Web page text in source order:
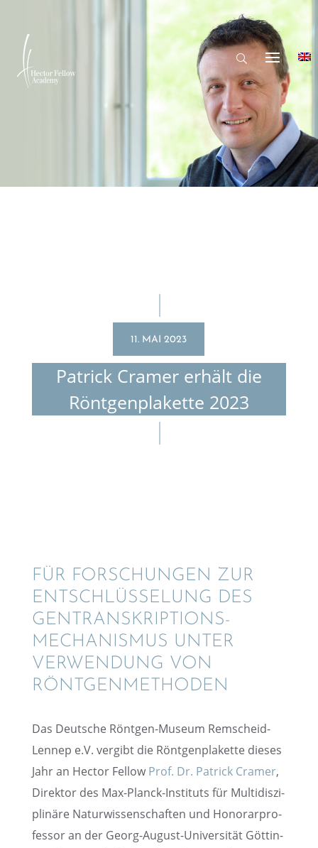
11. MAI 2023
Patrick Cramer erhält die
Röntgen­plakette 2023
FÜR FORSCHUN­GEN ZUR
ENTSCHLÜS­SE­LUNG DES
GENTRAN­SKRIP­TI­ONS-
MECHA­NIS­MUS UNTER
VERWEN­DUNG VON
RÖNTGENMETHODEN
Das Deutsche Röntgen-Museum Remscheid-
Lennep e.V. vergibt die Röntgen­pla­kette dieses
Jahr an Hector FellowProf. Dr. Patrick Cramer,
Direk­tor des Max-Planck-Insti­tuts für Multi­dis­zi­
pli­näre Natur­wis­sen­schaf­ten und Honorar­pro­
fes­sor an der Georg-August-Univer­si­tät Göttin­